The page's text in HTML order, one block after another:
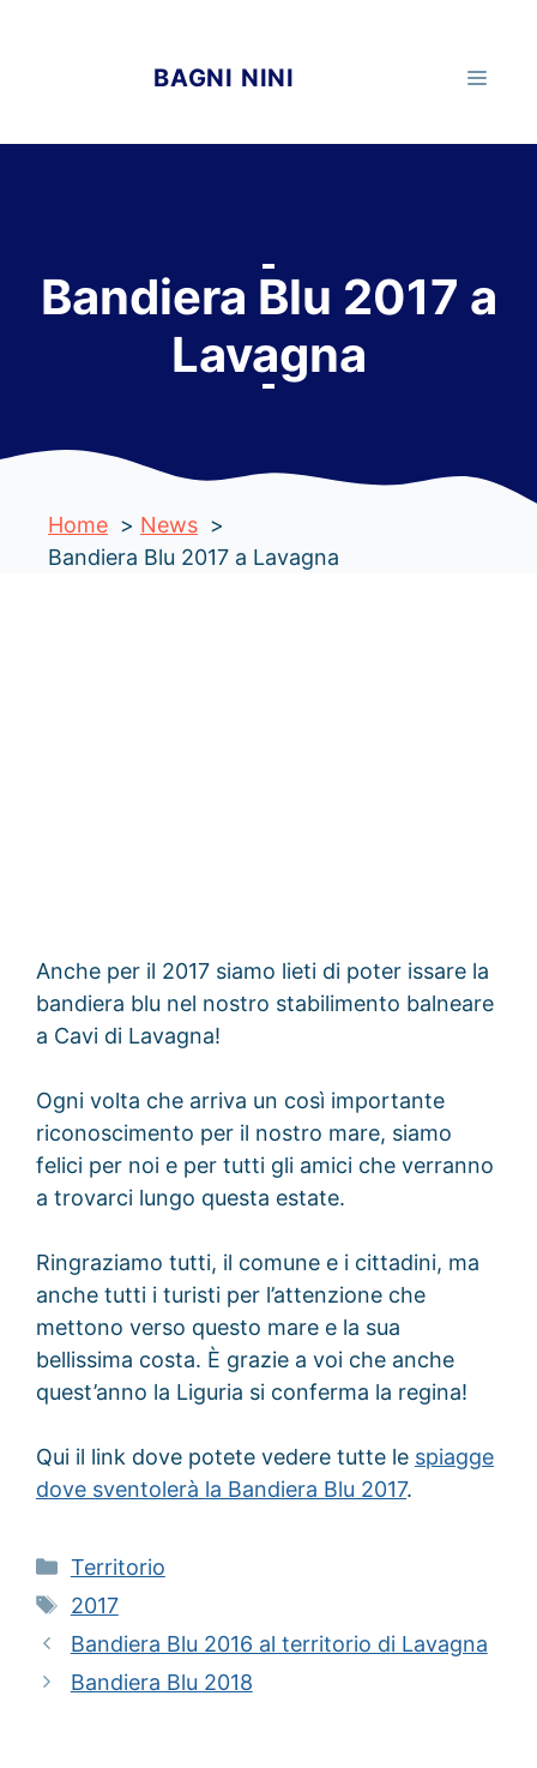
BAGNI NINI
Bandiera Blu 2017 a
Lavagna
Home
News
Bandiera Blu 2017 a Lavagna
Anche per il 2017 siamo lieti di poter issare la
bandiera blu nel nostro stabilimento balneare
a Cavi di Lavagna!
Ogni volta che arriva un così importante
riconoscimento per il nostro mare, siamo
felici per noi e per tutti gli amici che verranno
a trovarci lungo questa estate.
Ringraziamo tutti, il comune e i cittadini, ma
anche tutti i turisti per l’attenzione che
mettono verso questo mare e la sua
bellissima costa. È grazie a voi che anche
quest’anno la Liguria si conferma la regina!
Qui il link dove potete vedere tutte le spiagge
dove sventolerà la Bandiera Blu 2017.
Categorie
Territorio
Tag
2017
Bandiera Blu 2016 al territorio di Lavagna
Bandiera Blu 2018